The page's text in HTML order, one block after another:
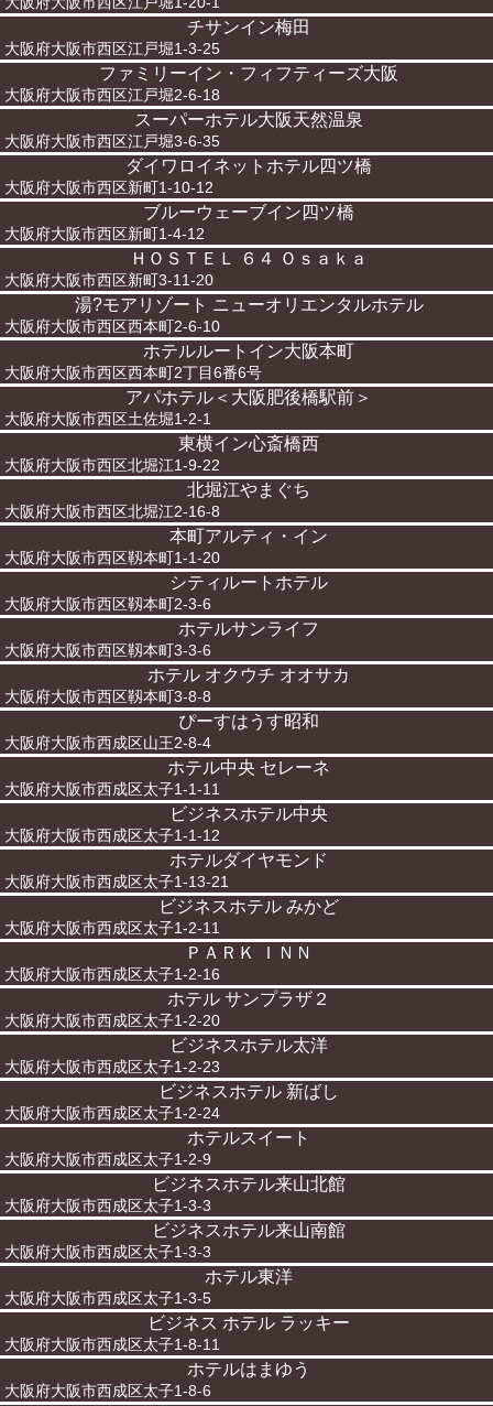
チサンイン梅田
大阪府大阪市西区江戸堀1-3-25
ファミリーイン・フィフティーズ大阪
大阪府大阪市西区江戸堀2-6-18
スーパーホテル大阪天然温泉
大阪府大阪市西区江戸堀3-6-35
ダイワロイネットホテル四ツ橋
大阪府大阪市西区新町1-10-12
ブルーウェーブイン四ツ橋
大阪府大阪市西区新町1-4-12
ＨＯＳＴＥＬ ６４ Ｏｓａｋａ
大阪府大阪市西区新町3-11-20
湯?モアリゾート ニューオリエンタルホテル
大阪府大阪市西区西本町2-6-10
ホテルルートイン大阪本町
大阪府大阪市西区西本町2丁目6番6号
アパホテル＜大阪肥後橋駅前＞
大阪府大阪市西区土佐堀1-2-1
東横イン心斎橋西
大阪府大阪市西区北堀江1-9-22
北堀江やまぐち
大阪府大阪市西区北堀江2-16-8
本町アルティ・イン
大阪府大阪市西区靱本町1-1-20
シティルートホテル
大阪府大阪市西区靱本町2-3-6
ホテルサンライフ
大阪府大阪市西区靱本町3-3-6
ホテル オクウチ オオサカ
大阪府大阪市西区靱本町3-8-8
ぴーすはうす昭和
大阪府大阪市西成区山王2-8-4
ホテル中央 セレーネ
大阪府大阪市西成区太子1-1-11
ビジネスホテル中央
大阪府大阪市西成区太子1-1-12
ホテルダイヤモンド
大阪府大阪市西成区太子1-13-21
ビジネスホテル みかど
大阪府大阪市西成区太子1-2-11
ＰＡＲＫ ＩＮＮ
大阪府大阪市西成区太子1-2-16
ホテル サンプラザ２
大阪府大阪市西成区太子1-2-20
ビジネスホテル太洋
大阪府大阪市西成区太子1-2-23
ビジネスホテル 新ばし
大阪府大阪市西成区太子1-2-24
ホテルスイート
大阪府大阪市西成区太子1-2-9
ビジネスホテル来山北館
大阪府大阪市西成区太子1-3-3
ビジネスホテル来山南館
大阪府大阪市西成区太子1-3-3
ホテル東洋
大阪府大阪市西成区太子1-3-5
ビジネス ホテル ラッキー
大阪府大阪市西成区太子1-8-11
ホテルはまゆう
大阪府大阪市西成区太子1-8-6